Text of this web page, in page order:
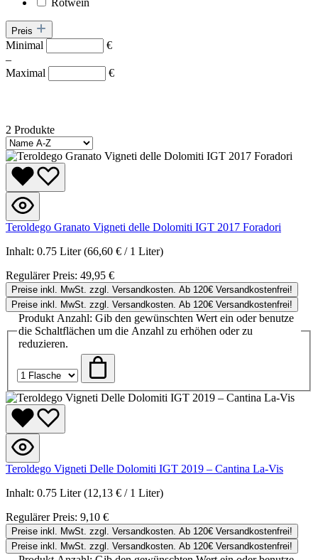
Preis
Minimal
€
–
Maximal
€
2 Produkte
Teroldego Granato Vigneti delle Dolomiti IGT 2017 Foradori
Inhalt: 0.75 Liter(66,60 € / 1 Liter)
Regulärer Preis: 49,95 €
Preise inkl. MwSt. zzgl. Versandkosten. Ab 120€ Versandkostenfrei!
Preise inkl. MwSt. zzgl. Versandkosten. Ab 120€ Versandkostenfrei!
Produkt Anzahl: Gib den gewünschten Wert ein oder benutze
die Schaltflächen um die Anzahl zu erhöhen oder zu
reduzieren.
Teroldego Vigneti Delle Dolomiti IGT 2019 – Cantina La-Vis
Inhalt: 0.75 Liter(12,13 € / 1 Liter)
Regulärer Preis: 9,10 €
Preise inkl. MwSt. zzgl. Versandkosten. Ab 120€ Versandkostenfrei!
Preise inkl. MwSt. zzgl. Versandkosten. Ab 120€ Versandkostenfrei!